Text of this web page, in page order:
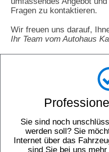
Fragen zu kontaktieren.
Wir freuen uns darauf,
Ihr Team vom Autohaus
Sie sind noch
werden soll? Sie
Internet über das
sind Sie bei uns